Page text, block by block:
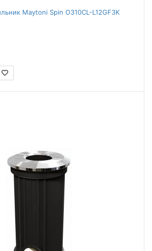
Maytoni Spin O310CL-L12GF3K